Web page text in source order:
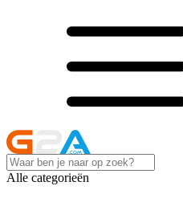
Alle categorieën